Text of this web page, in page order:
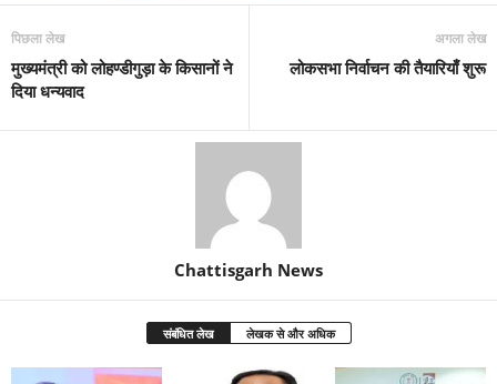
पिछला लेख
मुख्यमंत्री को लोहण्डीगुड़ा के किसानों ने
दिया धन्यवाद
अगला लेख
लोकसभा निर्वाचन की तैयारियाँ शुरू
Chattisgarh News
संबंधित लेख लेखक से और अधिक